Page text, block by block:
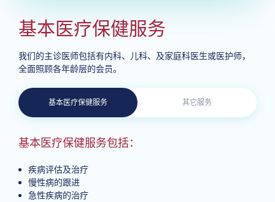
基本医疗保健服务
我们的主诊医师包括有内科、儿科、及家庭科医生或医护师，
全面照顾各年龄层的会员。
基本医疗保健服务 其它服务
基本医疗保健服务包括：
疾病评估及治疗
慢性病的跟进
急性疾病的治疗